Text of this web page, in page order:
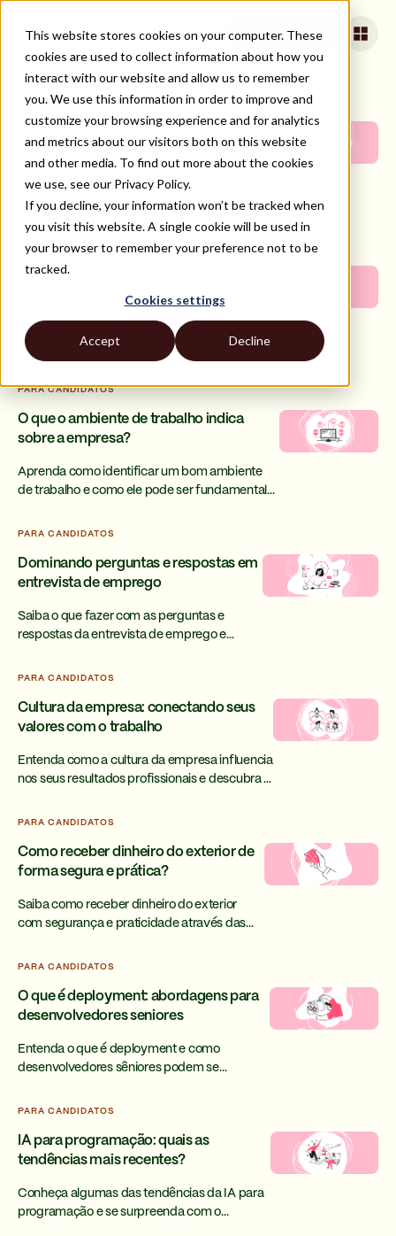
This website stores cookies on your computer. These
cookies are used to collect information about how you
interact with our website and allow us to remember
you. We use this information in order to improve and
customize your browsing experience and for analytics
and metrics about our visitors both on this website
and other media. To find out more about the cookies
we use, see our Privacy Policy.
If you decline, your information won’t be tracked when
you visit this website. A single cookie will be used in
your browser to remember your preference not to be
tracked.
Cookies settings
Accept Decline
Apply for jobs
PARA CANDIDATOS
Como diminuir o retrabalho em times
de tecnologia
Conheça os impactos do retrabalho em
times de tecnologia e aprenda técnicas
para evitá-lo sem prejudicar o fluxo dos
PARA CANDIDATOS
Engenharia de prompt: como usar a seu
Entenda o que é a engenharia de prompt e
como ela está se tornando uma das principais
tecnologias adotadas por empresas em
busca de produtividade.
PARA CANDIDATOS
O que o ambiente de trabalho indica
sobre a empresa?
Aprenda como identificar um bom ambiente
de trabalho e como ele pode ser fundamental
que seja trabalhando em home office.
PARA CANDIDATOS
Dominando perguntas e respostas em
entrevista de emprego
Saiba o que fazer com as perguntas e
respostas da entrevista de emprego e
com as nossas dicas.
PARA CANDIDATOS
Cultura da empresa: conectando seus
valores com o trabalho
Entenda como a cultura da empresa influencia
nos seus resultados profissionais e descubra o
cultura ideal para você.
PARA CANDIDATOS
Como receber dinheiro do exterior de
forma segura e prática?
Saiba como receber dinheiro do exterior
com segurança e praticidade através das
dúvidas ou prejuízos!
PARA CANDIDATOS
O que é deployment: abordagens para
desenvolvedores seniores
Entenda o que é deployment e como
desenvolvedores sêniores podem se
conquistar vagas remotas internacionais.
PARA CANDIDATOS
IA para programação: quais as
tendências mais recentes?
Conheça algumas das tendências da IA para
programação e se surpreenda com o